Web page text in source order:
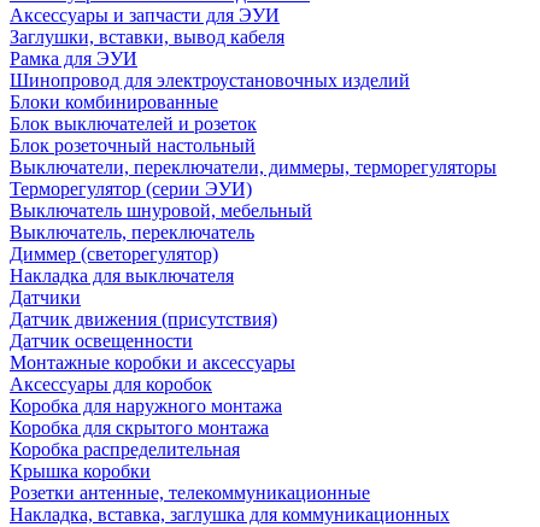
Аксессуары и запчасти для ЭУИ
Заглушки, вставки, вывод кабеля
Рамка для ЭУИ
Шинопровод для электроустановочных изделий
Блоки комбинированные
Блок выключателей и розеток
Блок розеточный настольный
Выключатели, переключатели, диммеры, терморегуляторы
Терморегулятор (серии ЭУИ)
Выключатель шнуровой, мебельный
Выключатель, переключатель
Диммер (светорегулятор)
Накладка для выключателя
Датчики
Датчик движения (присутствия)
Датчик освещенности
Монтажные коробки и аксессуары
Аксессуары для коробок
Коробка для наружного монтажа
Коробка для скрытого монтажа
Коробка распределительная
Крышка коробки
Розетки антенные, телекоммуникационные
Накладка, вставка, заглушка для коммуникационных